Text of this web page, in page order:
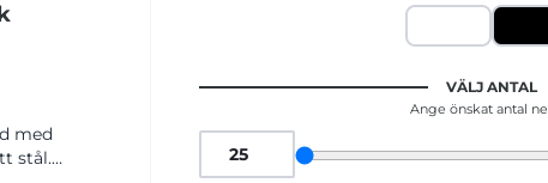
stål.
VÄLJ ANTAL
Ange önskat antal